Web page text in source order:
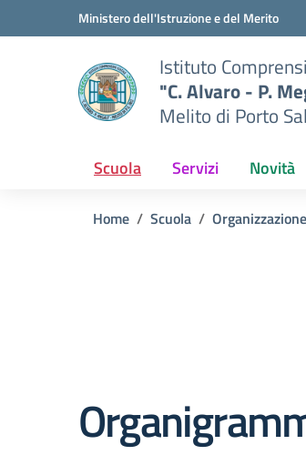
Vai ai contenuti
Vai al menu di navigazioneMinistero dell'Istruzione e del Merito
Istituto
"C. Alvaro - P.
Melito di Porto
Scuola Servizi Novità
Home Scuola Organizzazione